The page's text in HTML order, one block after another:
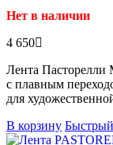
Нет в наличии
4 650
Лента
с плавным
для
В корзину Быстрый